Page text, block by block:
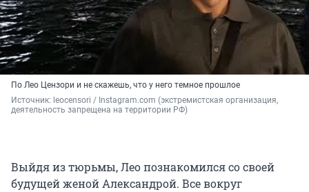
По Лео Цензори и не скажешь, что у него темное прошлое
Источник: leocensori / Instagram.com (экстремистская организация,
деятельность запрещена на территории РФ)
Выйдя из тюрьмы, Лео познакомился со своей
будущей женой Александрой. Все вокруг